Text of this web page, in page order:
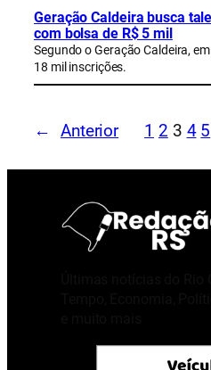
Geração Caldeira busca
com bolsa de R$ 5 mil
Segundo o Geração Caldeira,
18 mil inscrições.
← Anterior 1 2 3 4 5